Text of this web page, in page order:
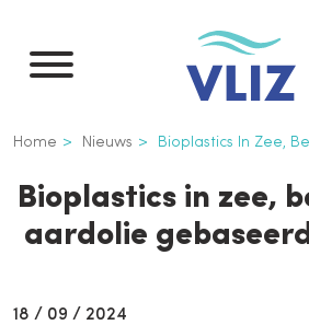
naar
inhoud
gaan
Kruimelpad
Home Nieuws Bioplastics In Zee, Beter Dan
Bioplastics in zee,
aardolie
18 / 09 / 2024